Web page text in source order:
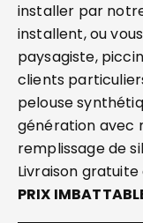
installer par
installent, ou
paysagiste,
clients
pelouse
génération avec
remplissage de
Livraison
PRIX